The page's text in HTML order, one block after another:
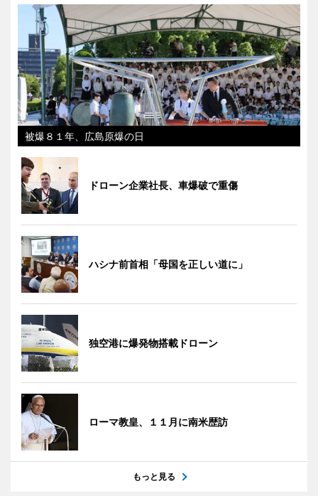
被爆８１年、広島原爆の日
ドローン企業社長、車爆破で重傷
ハシナ前首相「母国を正しい道に」
独空港に爆発物搭載ドローン
ローマ教皇、１１月に南米歴訪
もっと見る